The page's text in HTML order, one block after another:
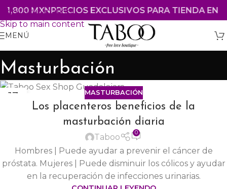
Skip to navigation
Skip to main content
MXNPRECIOS EXCLUSIVOS PARA TIENDA EN
MENÚ
Masturbación
13 MASTURBACIÓN
Los placenteros beneficios de la
masturbación diaria
Taboo 0
Hombres | Puede ayudar a prevenir el cáncer de
próstata. Mujeres | Puede disminuir los cólicos y ayudar
en la recuperación de infecciones urinarias.